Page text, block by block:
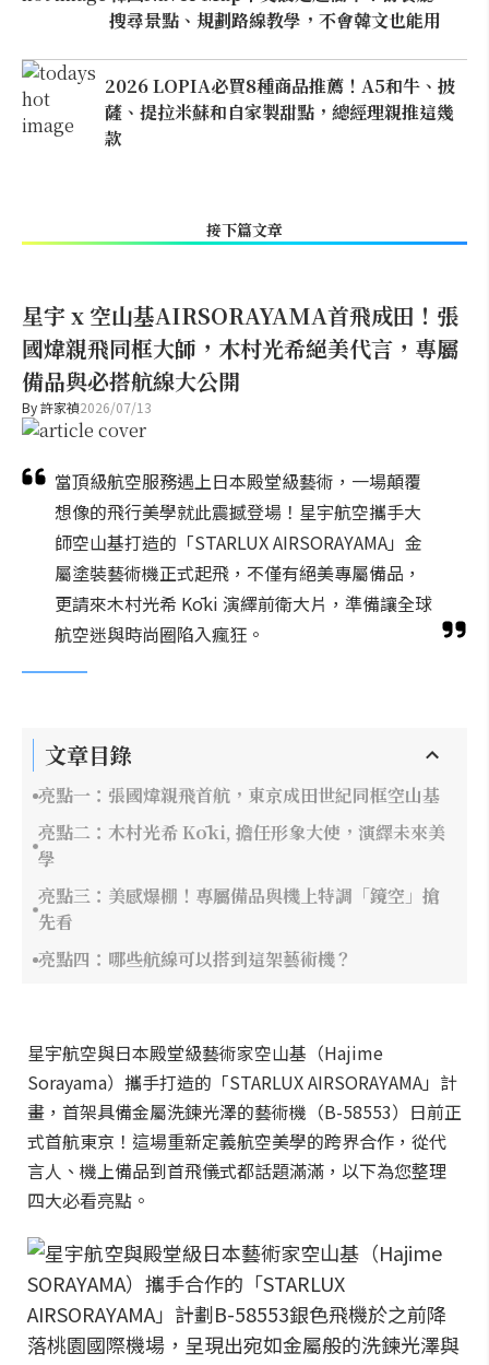
搜尋景點、規劃路線教學，不會韓文也能用
2026 LOPIA必買8種商品推薦！A5和牛、披
薩、提拉米蘇和自家製甜點，總經理親推這幾
款
接下篇文章
星宇 x 空山基AIRSORAYAMA首飛成田！張
國煒親飛同框大師，木村光希絕美代言，專屬
備品與必搭航線大公開
By許家禎2026/07/13
當頂級航空服務遇上日本殿堂級藝術，一場顛覆
想像的飛行美學就此震撼登場！星宇航空攜手大
師空山基打造的「STARLUX AIRSORAYAMA」金
屬塗裝藝術機正式起飛，不僅有絕美專屬備品，
更請來木村光希 Kōki 演繹前衛大片，準備讓全球
航空迷與時尚圈陷入瘋狂。
文章目錄
亮點一：張國煒親飛首航，東京成田世紀同框空山基
亮點二：木村光希 Kōki, 擔任形象大使，演繹未來美
學
亮點三：美感爆棚！專屬備品與機上特調「鏡空」搶
先看
亮點四：哪些航線可以搭到這架藝術機？
星宇航空與日本殿堂級藝術家空山基（Hajime
Sorayama）攜手打造的「STARLUX AIRSORAYAMA」計
畫，首架具備金屬洗鍊光澤的藝術機（B-58553）日前正
式首航東京！這場重新定義航空美學的跨界合作，從代
言人、機上備品到首飛儀式都話題滿滿，以下為您整理
四大必看亮點。